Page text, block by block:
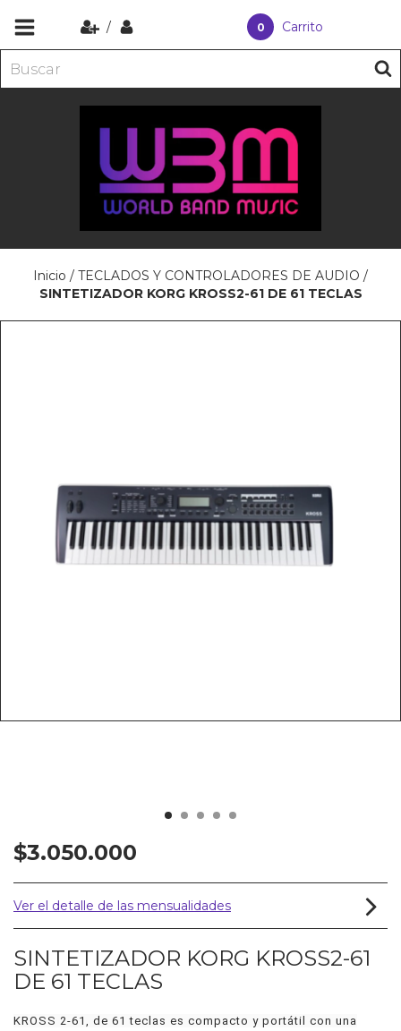
/ 0 Carrito
Inicio / TECLADOS Y CONTROLADORES DE AUDIO /
SINTETIZADOR KORG KROSS2-61 DE 61 TECLAS
$3.050.000
Ver el detalle de las mensualidades
SINTETIZADOR KORG KROSS2-61
DE 61 TECLAS
KROSS 2-61, de 61 teclas es compacto y portátil con una